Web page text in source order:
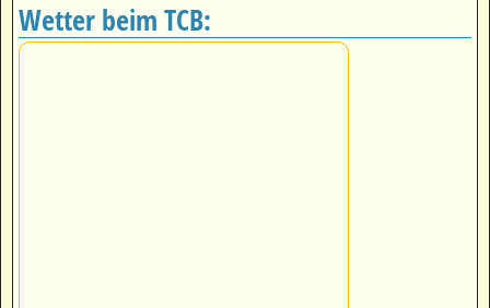
Wetter beim TCB: